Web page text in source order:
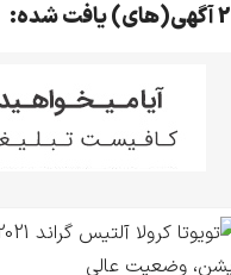
2 آگهی(های) یافت شده: